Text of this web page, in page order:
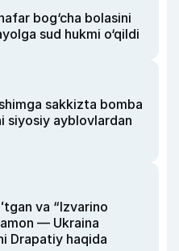
bog‘cha bolasini
sud hukmi o‘qildi
sakkizta bomba
siyosiy ayblovlardan
va “Izvarino
— Ukraina
Drapatiy haqida